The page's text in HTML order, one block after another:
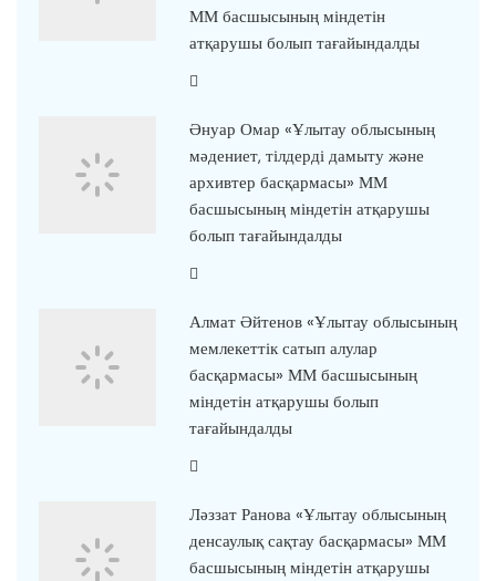
ММ басшысының міндетін
атқарушы болып тағайындалды
Әнуар Омар «Ұлытау облысының
мәдениет, тілдерді дамыту және
архивтер басқармасы» ММ
басшысының міндетін атқарушы
болып тағайындалды
Алмат Әйтенов «Ұлытау облысының
мемлекеттік сатып алулар
басқармасы» ММ басшысының
міндетін атқарушы болып
тағайындалды
Ләззат Ранова «Ұлытау облысының
денсаулық сақтау басқармасы» ММ
басшысының міндетін атқарушы